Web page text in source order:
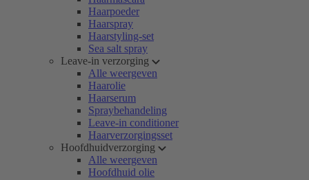
Haarpoeder
Haarspray
Haarstyling-set
Sea salt spray
Leave-in verzorging
Alle weergeven
Haarolie
Haarserum
Spraybehandeling
Leave-in conditioner
Haarverzorgingsset
Hoofdhuidverzorging
Alle weergeven
Hoofdhuid olie